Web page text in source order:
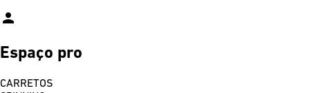
person
Espaço pro
CARRETOS